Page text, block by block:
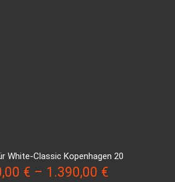
White-Classic Kopenhagen 20
€ – 1.390,00 €